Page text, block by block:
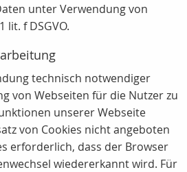
unter Verwendung von
lit. f DSGVO.
technisch notwendiger
von Webseiten für die Nutzer zu
unserer Webseite
von Cookies nicht angeboten
erforderlich, dass der Browser
wiedererkannt wird. Für